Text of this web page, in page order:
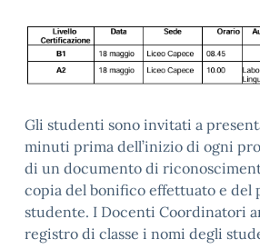
Gli studenti sono invitati a
minuti prima dell’inizio di ogni
di un documento di
copia del bonifico effettuato e del
studente. I Docenti Coordinatori
registro di classe i nomi degli